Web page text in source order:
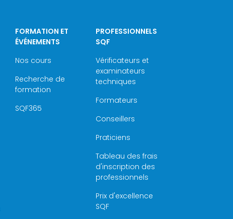
FORMATION ET
ÉVÉNEMENTS
Nos cours
Recherche de
formation
SQF365
PROFESSIONNELS
SQF
Vérificateurs et
examinateurs
techniques
Formateurs
Conseillers
Praticiens
Tableau des frais
d'inscription des
professionnels
Prix d'excellence
SQF